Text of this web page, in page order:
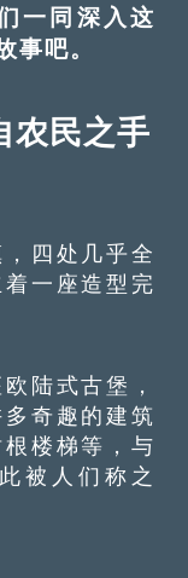
一同深入这
事吧。
农民之手
四处几乎全
一座造型完
陆式古堡，
奇趣的建筑
楼梯等，与
被人们称之